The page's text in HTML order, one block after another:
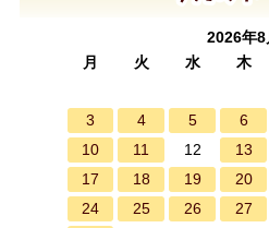
2026年8
月
火 水 木
3
4 5 6
10
11 12 13
17
18 19 20
24
25 26 27